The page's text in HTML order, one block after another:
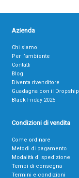
Azienda
Chi siamo
Per l’ambiente
Contatti
Blog
Diventa rivenditore
Guadagna con il Dropship
Black Friday 2025
Condizioni di vendita
Come ordinare
Metodi di pagamento
Modalità di spedizione
Tempi di consegna
Termini e condizioni